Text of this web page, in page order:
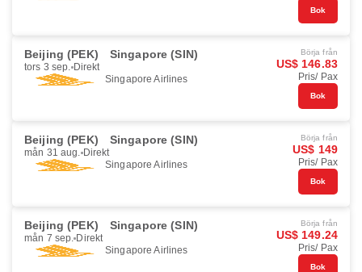
Bok
Beijing (PEK) Singapore (SIN)
tors 3 sep. Direkt
Singapore Airlines
Börja från
US$ 146.83
Pris/ Pax
Bok
Beijing (PEK) Singapore (SIN)
mån 31 aug. Direkt
Singapore Airlines
Börja från
US$ 149
Pris/ Pax
Bok
Beijing (PEK) Singapore (SIN)
mån 7 sep. Direkt
Singapore Airlines
Börja från
US$ 149.24
Pris/ Pax
Bok